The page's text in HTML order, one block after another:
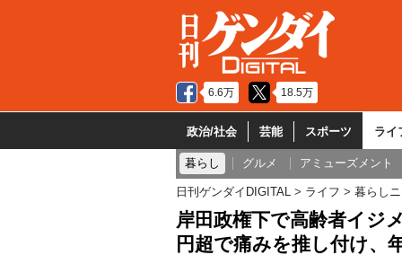
6.6万 18.5万
政治/社会 芸能 スポーツ ライ
暮らし グルメ アミューズメント
日刊ゲンダイDIGITAL ライフ 暮らし
岸田政権下で高齢者イジ
円超で痛みを推し付け、